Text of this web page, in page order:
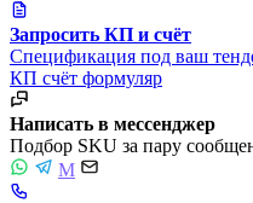
Запросить КП и счёт
Спецификация под ваш
КП счёт формуляр
Написать в мессенджер
Подбор SKU за пару
M